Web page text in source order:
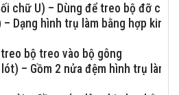
chữ U) – Dùng để treo bộ đỡ
hình trụ làm bằng hợp kim
bộ treo vào bộ gông
– Gồm 2 nửa đệm hình trụ làm